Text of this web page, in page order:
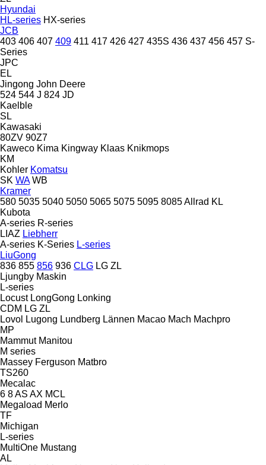
Hyundai
HL-series HX-series
JCB
403 406 407 409 411 417 426 427 435S 436 437 456 457 S-
Series
JPC
EL
Jingong John Deere
524 544 J 824 JD
Kaelble
SL
Kawasaki
80ZV 90Z7
Kaweco Kima Kingway Klaas Knikmops
KM
Kohler Komatsu
SK WA WB
Kramer
580 5035 5040 5050 5065 5075 5095 8085Allrad KL
Kubota
A-series R-series
LIAZ Liebherr
A-series K-Series L-series
LiuGong
836 855 856 936 CLG LG ZL
Ljungby Maskin
L-series
Locust LongGong Lonking
CDM LG ZL
Lovol
Lugong Lundberg Lännen Macao Mach Machpro
MP
Mammut Manitou
M series
Massey Ferguson Matbro
TS260
Mecalac
6 8AS AX MCL
Megaload Merlo
TF
Michigan
L-series
MultiOne Mustang
AL